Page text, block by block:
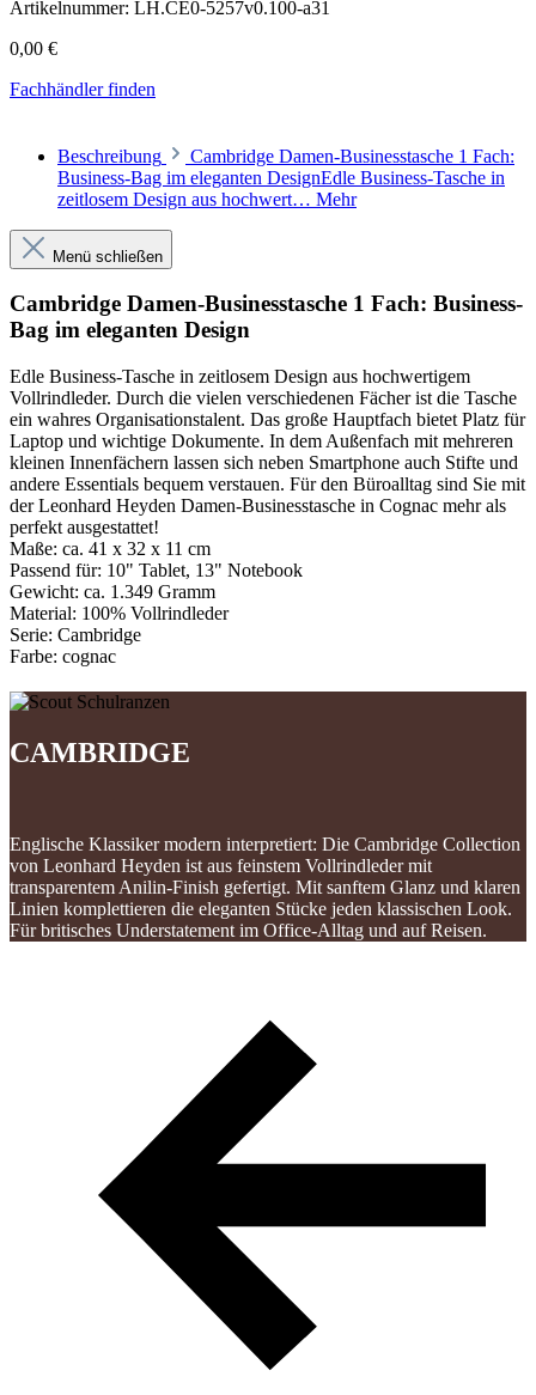
Artikelnummer: LH.CE0-5257v0.100-a31
0,00 €
Fachhändler finden
Beschreibung
Cambridge Damen-Businesstasche 1 Fach:
Business-Bag im eleganten DesignEdle Business-Tasche in
zeitlosem Design aus hochwert… Mehr
Menü schließen
Cambridge Damen-Businesstasche 1 Fach: Business-
Bag im eleganten Design
Edle Business-Tasche in zeitlosem Design aus hochwertigem
Vollrindleder. Durch die vielen verschiedenen Fächer ist die Tasche
ein wahres Organisationstalent. Das große Hauptfach bietet Platz für
Laptop und wichtige Dokumente. In dem Außenfach mit mehreren
kleinen Innenfächern lassen sich neben Smartphone auch Stifte und
andere Essentials bequem verstauen. Für den Büroalltag sind Sie mit
der Leonhard Heyden Damen-Businesstasche in Cognac mehr als
perfekt ausgestattet!
Maße: ca. 41 x 32 x 11 cm
Passend für: 10" Tablet, 13" Notebook
Gewicht: ca. 1.349 Gramm
Material: 100% Vollrindleder
Serie: Cambridge
Farbe: cognac
CAMBRIDGE
Englische Klassiker modern interpretiert: Die Cambridge Collection
von Leonhard Heyden ist aus feinstem Vollrindleder mit
transparentem Anilin-Finish gefertigt. Mit sanftem Glanz und klaren
Linien komplettieren die eleganten Stücke jeden klassischen Look.
Für britisches Understatement im Office-Alltag und auf Reisen.